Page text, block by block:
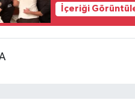
İçeriği